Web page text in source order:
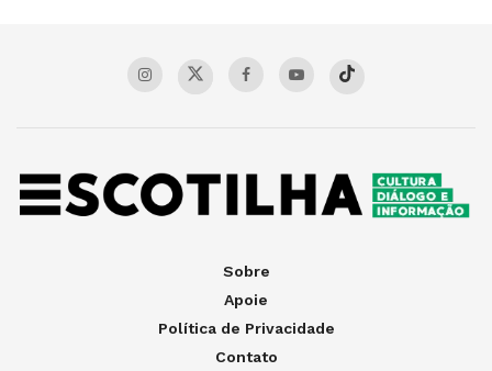
Sobre
Apoie
Política de Privacidade
Contato